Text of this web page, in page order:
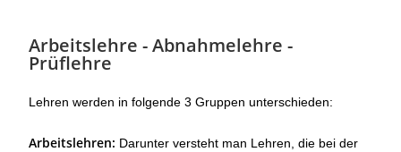
Arbeitslehre - Abnahmelehre -
Prüflehre
Lehren werden in folgende 3 Gruppen unterschieden:
Arbeitslehren: Darunter versteht man Lehren, die bei der